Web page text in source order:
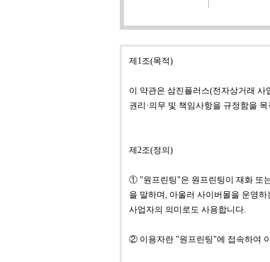
제1조(목적)
이 약관은 삼진플러스(전자상거래 사
권리·의무 및 책임사항을 규정함을
제2조(정의)
① "원프린팅"은 원프린팅이 재화 또
을 말하며, 아울러 사이버몰을 운영하
사업자의 의미로도 사용합니다.
② 이용자란 "원프린팅"에 접속하여